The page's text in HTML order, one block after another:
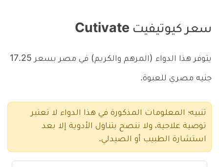
سعر كيوتيفيت Cutivate
يتوفر هذا الدواء (المرهم والكريم) في مصر بسعر 17.25
جنيه مصري للعبوة.
تنبيه؛ المعلومات المذكورة في هذا الدواء لا تعتبر
توصية علاجية، ولا ننصح بتناول الأدوية إلا بعد
استشارة الطبيب أو الصيدلي.